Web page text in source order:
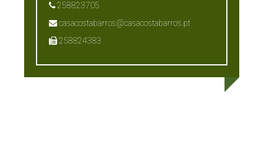
258823705
casacostabarros@casacostabarros.pt
258824383